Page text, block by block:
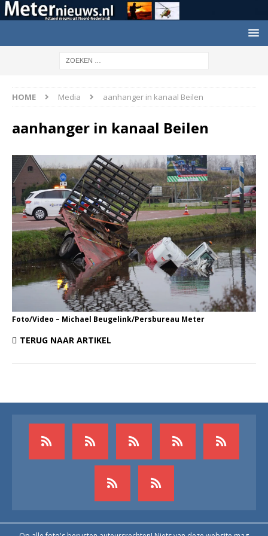
HOME Media aanhanger in kanaal Beilen
aanhanger in kanaal Beilen
Foto/Video – Michael Beugelink/Persbureau Meter
TERUG NAAR ARTIKEL